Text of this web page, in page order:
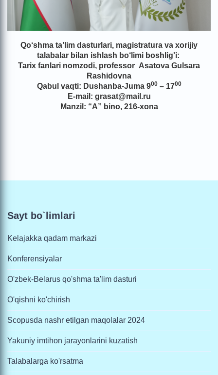
Qo‘shma ta’lim dasturlari, magistratura va xorijiy
talabalar bilan ishlash bo‘limi boshlig'i:
Tarix fanlari nomzodi, professor Asatova Gulsara
Rashidovna
Qabul vaqti: Dushanba-Juma 900– 1700
E-mail: grasat@mail.ru
Manzil: “A” bino, 216-xona
Sayt bo`limlari
Kelajakka qadam markazi
Konferensiyalar
O'zbek-Belarus qo'shma ta'lim dasturi
O'qishni ko'chirish
Scopusda nashr etilgan maqolalar 2024
Yakuniy imtihon jarayonlarini kuzatish
Talabalarga ko'rsatma